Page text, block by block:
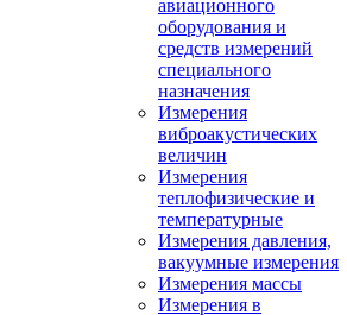
авиационного
оборудования и
средств измерений
специального
назначения
Измерения
виброакустических
величин
Измерения
теплофизические и
температурные
Измерения давления,
вакуумные измерения
Измерения массы
Измерения в